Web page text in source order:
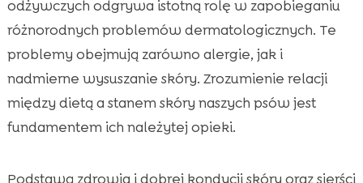
odżywczych odgrywa istotną rolę w zapobieganiu
różnorodnych problemów dermatologicznych. Te
problemy obejmują zarówno alergie, jak i
nadmierne wysuszanie skóry. Zrozumienie relacji
między dietą a stanem skóry naszych psów jest
fundamentem ich należytej opieki.
Podstawą zdrowia i dobrej kondycji skóry oraz sierści